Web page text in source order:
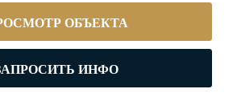
ОБЪЕКТА
ИНФО